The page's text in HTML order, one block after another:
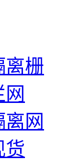
离栅
网
货